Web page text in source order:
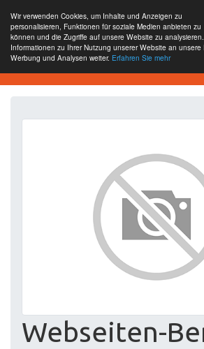
Wir verwenden Cookies, um Inhalte und Anzeigen zu
personalisieren, Funktionen für soziale Medien anbieten zu
können und die Zugriffe auf unsere Website zu
Informationen zu Ihrer Nutzung unserer Website an
Werbung und Analysen weiter. Erfahren Sie mehr
SEO Analytics
Webseiten-